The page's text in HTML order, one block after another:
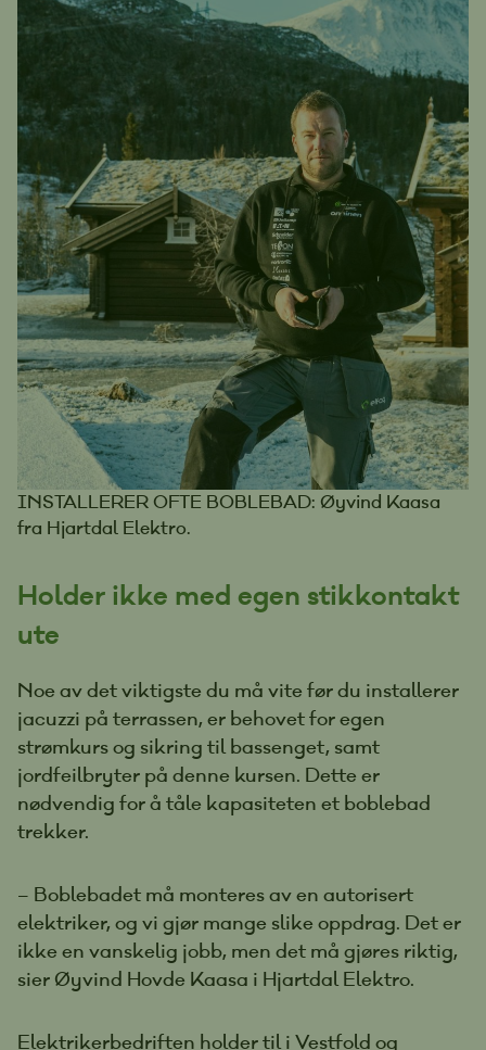
INSTALLERER OFTE BOBLEBAD: Øyvind Kaasa
fra Hjartdal Elektro.
Holder ikke med egen stikkontakt
ute
Noe av det viktigste du må vite før du installerer
jacuzzi på terrassen, er behovet for egen
strømkurs og sikring til bassenget, samt
jordfeilbryter på denne kursen. Dette er
nødvendig for å tåle kapasiteten et boblebad
trekker.
– Boblebadet må monteres av en autorisert
elektriker, og vi gjør mange slike oppdrag. Det er
ikke en vanskelig jobb, men det må gjøres riktig,
sier Øyvind Hovde Kaasa i Hjartdal Elektro.
Elektrikerbedriften holder til i Vestfold og